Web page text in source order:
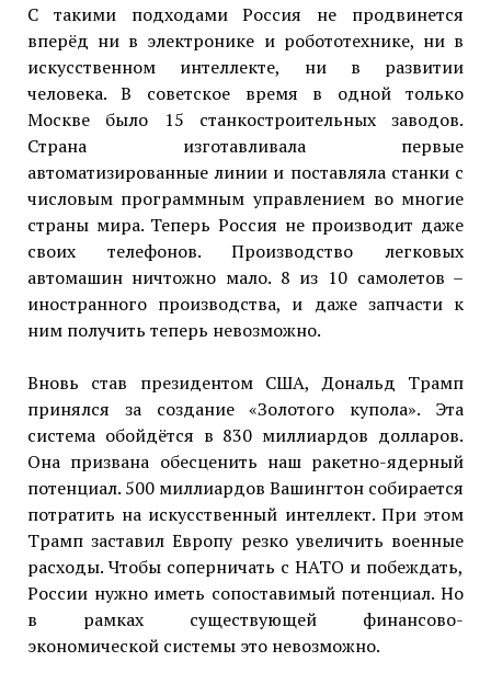
С такими подходами Россия не продвинется
вперёд ни в электронике и робототехнике, ни в
искусственном интеллекте, ни в развитии
человека. В советское время в одной только
Москве было 15 станкостроительных заводов.
Страна изготавливала первые
автоматизированные линии и поставляла станки с
числовым программным управлением во многие
страны мира. Теперь Россия не производит даже
своих телефонов. Производство легковых
автомашин ничтожно мало. 8 из 10 самолетов –
иностранного производства, и даже запчасти к
ним получить теперь невозможно.
Вновь став президентом США, Дональд Трамп
принялся за создание «Золотого купола». Эта
система обойдётся в 830 миллиардов долларов.
Она призвана обесценить наш ракетно-ядерный
потенциал. 500 миллиардов Вашингтон собирается
потратить на искусственный интеллект. При этом
Трамп заставил Европу резко увеличить военные
расходы. Чтобы соперничать с НАТО и побеждать,
России нужно иметь сопоставимый потенциал. Но
в рамках существующей финансово-
экономической системы это невозможно.